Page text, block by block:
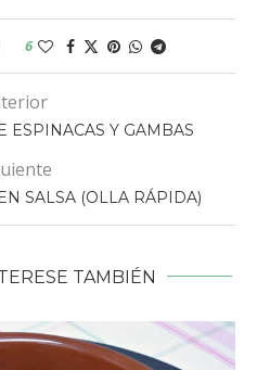
6
ESPINACAS Y GAMBAS
SALSA (OLLA RÁPIDA)
TAMBIÉN